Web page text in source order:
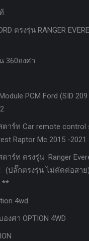
ตรงรุ่น RANGER
360องศา
PCM Ford (SID 209
าร์ท Car remote control
Raptor Mc 2015 -2021
าร์ท ตรงรุ่น Ranger
(ปลั๊กตรงรุ่น ไม่ตัดต่อสา
**
4wd
งศา OPTION 4WD